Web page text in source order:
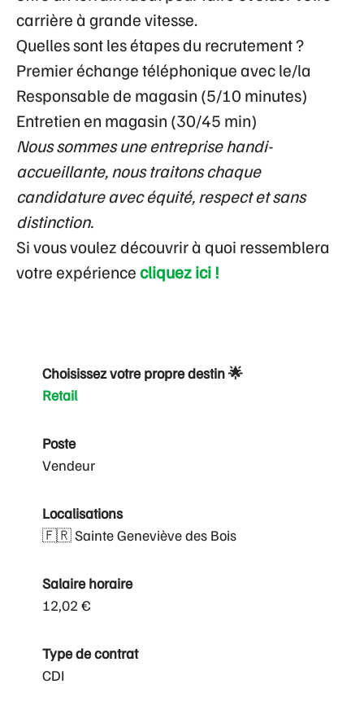
carrière à grande vitesse.
Quelles sont les étapes du recrutement ?
Premier échange téléphonique avec le/la
Responsable de magasin (5/10 minutes)
Entretien en magasin (30/45 min)
Nous sommes une entreprise handi-
accueillante, nous traitons chaque
candidature avec équité, respect et sans
distinction.
Si vous voulez découvrir à quoi ressemblera
votre expériencecliquez ici !
Choisissez votre propre destin 🌟
Retail
Poste
Vendeur
Localisations
🇫🇷 Sainte Geneviève des Bois
Salaire horaire
12,02 €
Type de contrat
CDI